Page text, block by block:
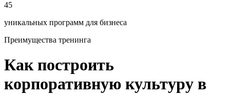
45
уникальных программ для бизнеса
Преимущества тренинга
Как построить
корпоративную культуру в